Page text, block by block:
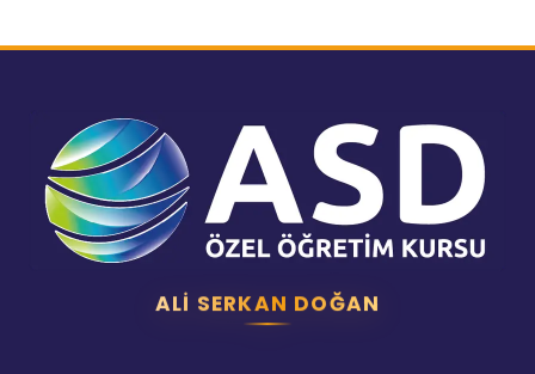
ALI SERKAN DOĞAN